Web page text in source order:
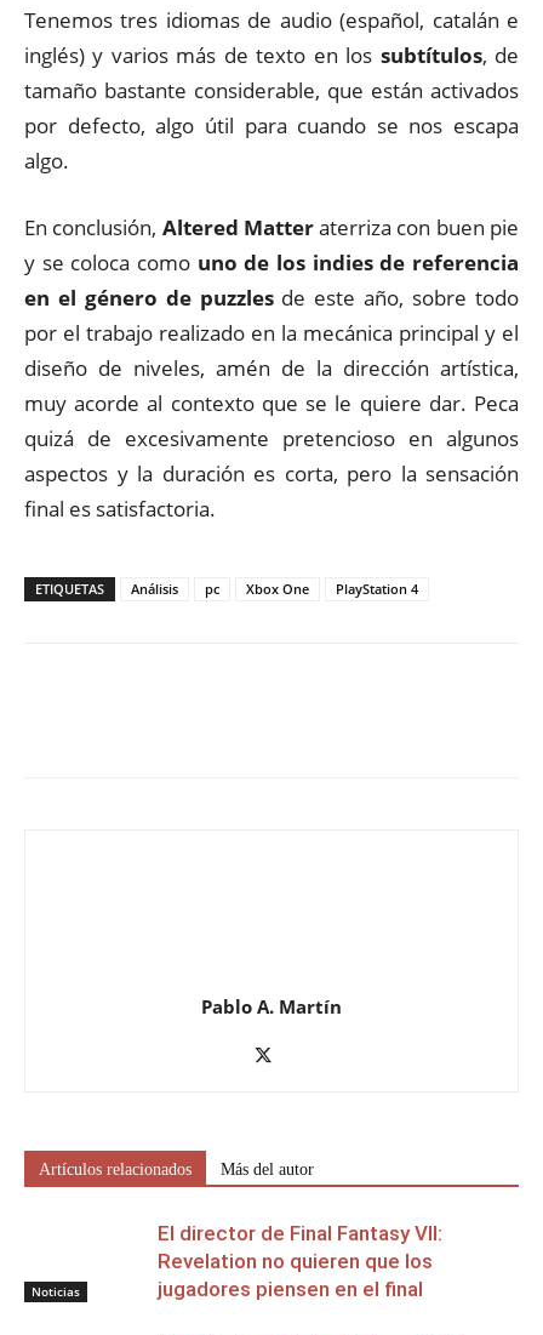
Tenemos tres idiomas de audio (español, catalán e
inglés) y varios más de texto en los subtítulos, de
tamaño bastante considerable, que están activados
por defecto, algo útil para cuando se nos escapa
algo.
En conclusión, Altered Matteraterriza con buen pie
y se coloca como uno de los indies de referencia
en el género de puzzlesde este año, sobre todo
por el trabajo realizado en la mecánica principal y el
diseño de niveles, amén de la dirección artística,
muy acorde al contexto que se le quiere dar. Peca
quizá de excesivamente pretencioso en algunos
aspectos y la duración es corta, pero la sensación
final es satisfactoria.
ETIQUETAS Análisis pc Xbox One PlayStation 4
Pablo A. Martín
Artículos relacionados Más del autor
Noticias
El director de Final Fantasy VII:
Revelation no quieren que los
jugadores piensen en el final